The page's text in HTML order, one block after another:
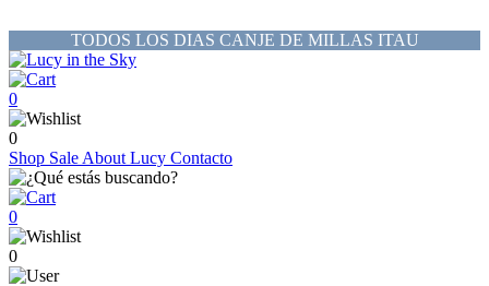
TODOS LOS DIAS CANJE DE MILLAS ITAU
0
0
Shop Sale About Lucy Contacto
0
0